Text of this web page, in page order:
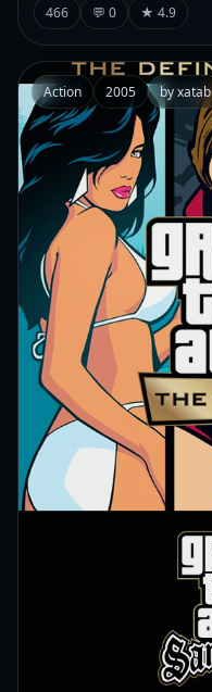
466 💬 0 ★ 4.9
Action 2005 by xatab